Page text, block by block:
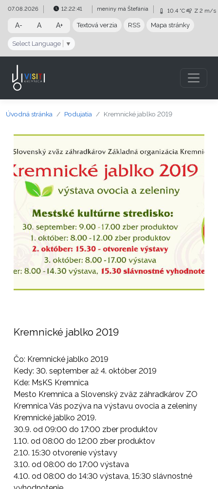
Preskočiť na obsah
Preskočiť na hlavné menu
07.08.2026 12:22:41 meniny máŠtefánia 10.4 °C Z 2 m/s
A- A A+ Textová verzia RSS Mapa stránky
Select Language ▼
Úvodná stránka Podujatia Kremnické jablko 2019
Kremnické jablko 2019
Čo: Kremnické jablko 2019
Kedy: 30. september až 4. október 2019
Kde: MsKS Kremnica
Mesto Kremnica a Slovenský zväz záhradkárov ZO
Kremnica Vás pozýva na výstavu ovocia a zeleniny
Kremnické jablko 2019.
30.9. od 09:00 do 17:00 zber produktov
1.10. od 08:00 do 12:00 zber produktov
2.10. 15:30 otvorenie výstavy
3.10. od 08:00 do 17:00 výstava
4.10. od 08:00 do 14:30 výstava, 15:30 slávnostné